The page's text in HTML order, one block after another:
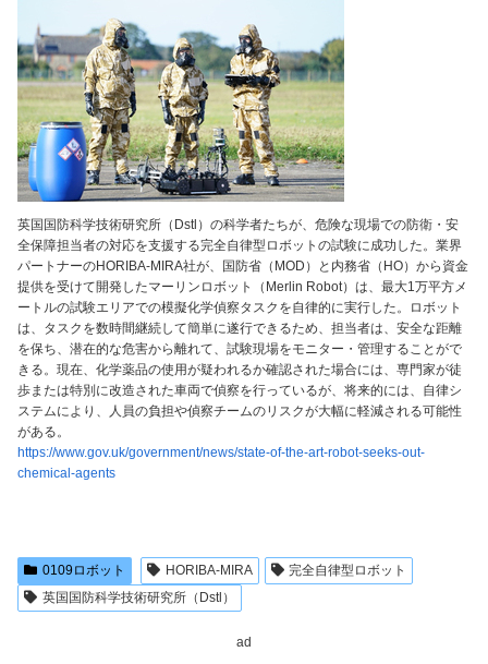
英国国防科学技術研究所（Dstl）の科学者たちが、危険な現場での防衛・安
全保障担当者の対応を支援する完全自律型ロボットの試験に成功した。業界
パートナーのHORIBA-MIRA社が、国防省（MOD）と内務省（HO）から資金
提供を受けて開発したマーリンロボット（Merlin Robot）は、最大1万平方メ
ートルの試験エリアでの模擬化学偵察タスクを自律的に実行した。ロボット
は、タスクを数時間継続して簡単に遂行できるため、担当者は、安全な距離
を保ち、潜在的な危害から離れて、試験現場をモニター・管理することがで
きる。現在、化学薬品の使用が疑われるか確認された場合には、専門家が徒
歩または特別に改造された車両で偵察を行っているが、将来的には、自律シ
ステムにより、人員の負担や偵察チームのリスクが大幅に軽減される可能性
がある。
https://www.gov.uk/government/news/state-of-the-art-robot-seeks-out-
chemical-agents
0109ロボット HORIBA-MIRA
完全自律型ロボット
英国国防科学技術研究所（Dstl）
ad